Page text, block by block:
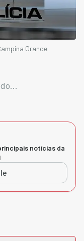
Grande
notícias da